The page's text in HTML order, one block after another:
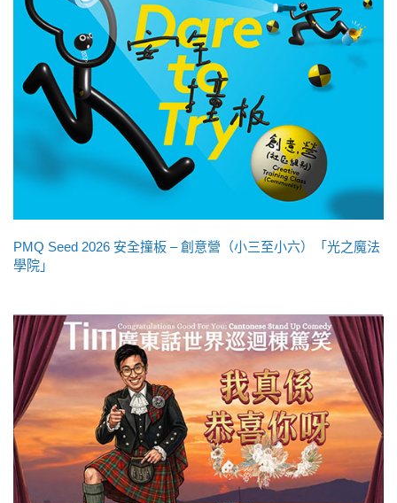
PMQ Seed 2026 安全撞板 – 創意營（小三至小六）「光之魔法
學院」